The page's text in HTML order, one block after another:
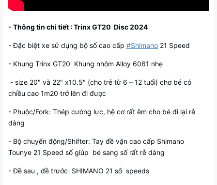
- Thông tin chi tiết : Trinx GT20 Disc 2024
- Đặc biệt xe sử dụng bộ số cao cấp #Shimano 21 Speed
- Khung Trinx GT20 Khung nhôm Alloy 6061 nhẹ
- size 20″ và 22" x10.5″ (cho trẻ từ 6 – 12 tuổi) chơ bé có
chiều cao 1m20 trở lên đi được
- Phuộc/Fork: Thép cường lực, hệ cơ rất êm cho bé đi lại rễ
dàng
- Bộ chuyển động/Shifter: Tay đề vặn cao cấp Shimano
Tounye 21 Speed số giúp bé sang số rất rễ dàng
- Đề sau , đề trước SHIMANO 21 số speeds